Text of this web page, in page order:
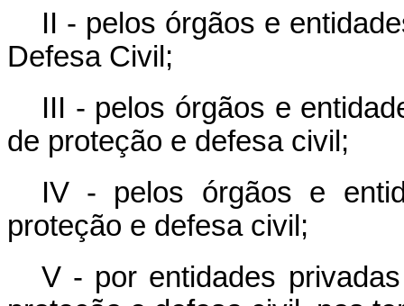
II - pelos órgãos e
Defesa Civil;
III - pelos órgãos e
de proteção e defesa civil;
IV - pelos órgãos e
proteção e defesa civil;
V - por entidades